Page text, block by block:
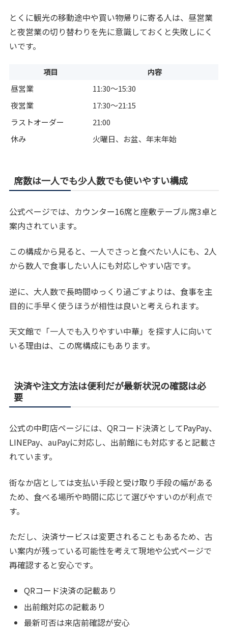
とくに観光の移動途中や買い物帰りに寄る人は、昼営業
と夜営業の切り替わりを先に意識しておくと失敗しにく
いです。
項目 内容
昼営業
11:30〜15:30
夜営業
17:30〜21:15
ラストオーダー
21:00
休み
火曜日、お盆、年末年始
席数は一人でも少人数でも使いやすい構成
公式ページでは、カウンター16席と座敷テーブル席3卓と
案内されています。
この構成から見ると、一人でさっと食べたい人にも、2人
から数人で食事したい人にも対応しやすい店です。
逆に、大人数で長時間ゆっくり過ごすよりは、食事を主
目的に手早く使うほうが相性は良いと考えられます。
天文館で「一人でも入りやすい中華」を探す人に向いて
いる理由は、この席構成にもあります。
決済や注文方法は便利だが最新状況の確認は必
要
公式の中町店ページには、QRコード決済としてPayPay、
LINEPay、auPayに対応し、出前館にも対応すると記載さ
れています。
街なか店としては支払い手段と受け取り手段の幅がある
ため、食べる場所や時間に応じて選びやすいのが利点で
す。
ただし、決済サービスは変更されることもあるため、古
い案内が残っている可能性を考えて現地や公式ページで
再確認すると安心です。
QRコード決済の記載あり
出前館対応の記載あり
最新可否は来店前確認が安心